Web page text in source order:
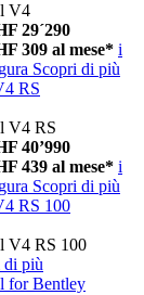
V4
29´290
309 al mese* i
Scopri di più
RS
V4 RS
40’990
439 al mese* i
Scopri di più
RS 100
V4 RS 100
di più
for Bentley